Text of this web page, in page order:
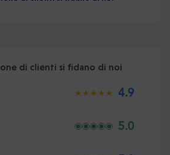
di clienti si fidano di noi
4.9
5.0